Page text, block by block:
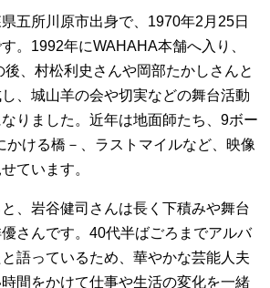
五所川原市出身で、1970年2月25日
。1992年にWAHAHA本舗へ入り、
、村松利史さんや岡部たかしさんと
、城山羊の会や切実などの舞台活動
りました。近年は地面師たち、9ボー
かける橋－、ラストマイルなど、映像
ています。
、岩谷健司さんは長く下積みや舞台
さんです。40代半ばごろまでアルバ
語っているため、華やかな芸能人夫
間をかけて仕事や生活の変化を一緒